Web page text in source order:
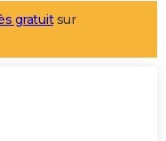
gratuitsur